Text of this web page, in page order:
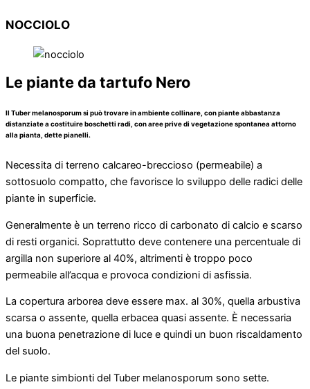
NOCCIOLO
Le piante da tartufo Nero
Il Tuber melanosporum si può trovare in ambiente collinare, con piante abbastanza
distanziate a costituire boschetti radi, con aree prive di vegetazione spontanea attorno
alla pianta, dette pianelli.
Necessita di terreno calcareo-breccioso (permeabile) a
sottosuolo compatto, che favorisce lo sviluppo delle radici delle
piante in superficie.
Generalmente è un terreno ricco di carbonato di calcio e scarso
di resti organici. Soprattutto deve contenere una percentuale di
argilla non superiore al 40%, altrimenti è troppo poco
permeabile all’acqua e provoca condizioni di asfissia.
La copertura arborea deve essere max. al 30%, quella arbustiva
scarsa o assente, quella erbacea quasi assente. È necessaria
una buona penetrazione di luce e quindi un buon riscaldamento
del suolo.
Le piante simbionti del Tuber melanosporum sono sette.